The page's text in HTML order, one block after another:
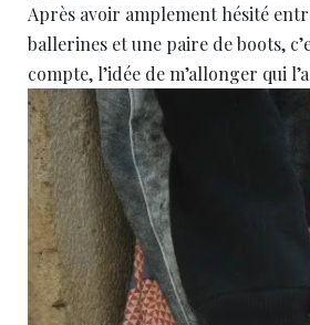
Après avoir amplement hésité
ballerines et une paire de boots,
compte, l’idée de m’allonger qui